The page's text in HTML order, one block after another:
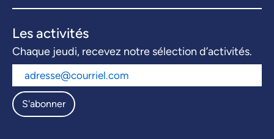
Les activités
Chaque jeudi, recevez notre sélection d’activités.
S'abonner